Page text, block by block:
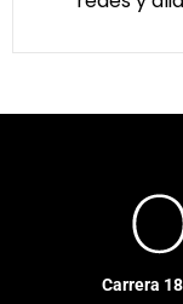
Carrera